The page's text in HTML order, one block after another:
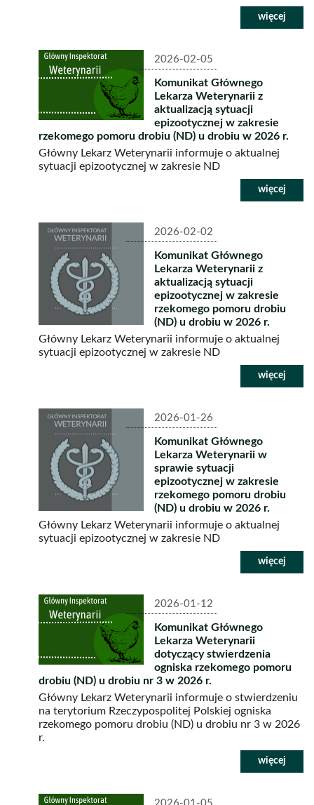
2026-02-05
Komunikat Głównego
Lekarza Weterynarii z
aktualizacją sytuacji
epizootycznej w zakresie
rzekomego pomoru drobiu (ND) u drobiu w 2026 r.
Główny Lekarz Weterynarii informuje o aktualnej
sytuacji epizootycznej w zakresie ND
2026-02-02
Komunikat Głównego
Lekarza Weterynarii z
aktualizacją sytuacji
epizootycznej w zakresie
rzekomego pomoru drobiu
(ND) u drobiu w 2026 r.
Główny Lekarz Weterynarii informuje o aktualnej
sytuacji epizootycznej w zakresie ND
2026-01-26
Komunikat Głównego
Lekarza Weterynarii w
sprawie sytuacji
epizootycznej w zakresie
rzekomego pomoru drobiu
(ND) u drobiu w 2026 r.
Główny Lekarz Weterynarii informuje o aktualnej
sytuacji epizootycznej w zakresie ND
2026-01-12
Komunikat Głównego
Lekarza Weterynarii
dotyczący stwierdzenia
ogniska rzekomego pomoru
drobiu (ND) u drobiu nr 3 w 2026 r.
Główny Lekarz Weterynarii informuje o stwierdzeniu
na terytorium Rzeczypospolitej Polskiej ogniska
rzekomego pomoru drobiu (ND) u drobiu nr 3 w 2026
r.